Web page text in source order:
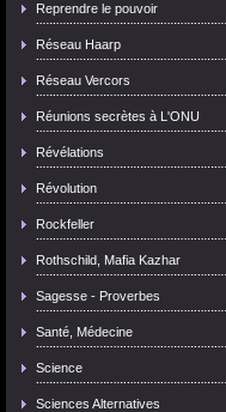
Reprendre le pouvoir
Réseau Haarp
Réseau Vercors
Réunions secrètes à L'ONU
Révélations
Révolution
Rockfeller
Rothschild, Mafia Kazhar
Sagesse - Proverbes
Santé, Médecine
Science
Sciences Alternatives